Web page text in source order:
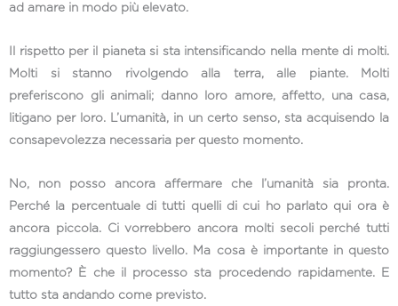
ad amare in modo più elevato.
Il rispetto per il pianeta si sta intensificando nella mente di molti.
Molti si stanno rivolgendo alla terra, alle piante. Molti
preferiscono gli animali; danno loro amore, affetto, una casa,
litigano per loro. L’umanità, in un certo senso, sta acquisendo la
consapevolezza necessaria per questo momento.
No, non posso ancora affermare che l’umanità sia pronta.
Perché la percentuale di tutti quelli di cui ho parlato qui ora è
ancora piccola. Ci vorrebbero ancora molti secoli perché tutti
raggiungessero questo livello. Ma cosa è importante in questo
momento? È che il processo sta procedendo rapidamente. E
tutto sta andando come previsto.